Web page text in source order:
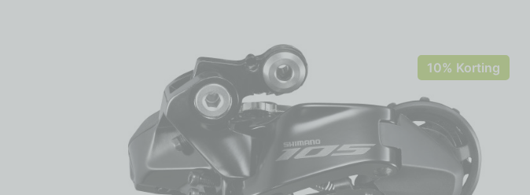
10% Korting